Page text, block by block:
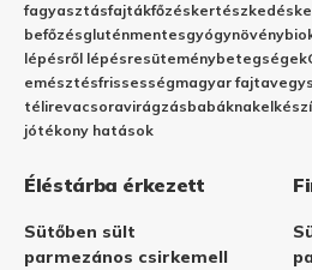
fagyasztásfajtákfőzéskertészkedés
befőzésgluténmentesgyógynövény
lépésről lépésresüteménybetegségek
emésztésfrissességmagyar fajta
télirevacsoravirágzásbabáknak
jótékony hatások
Éléstárba érkezett
Sütőben sült
parmezános csirkemell